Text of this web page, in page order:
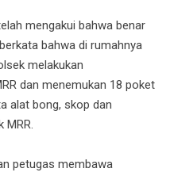
mengakui bahwa benar
bahwa di rumahnya
melakukan
dan menemukan 18 poket
alat bong, skop dan
MRR.
petugas membawa